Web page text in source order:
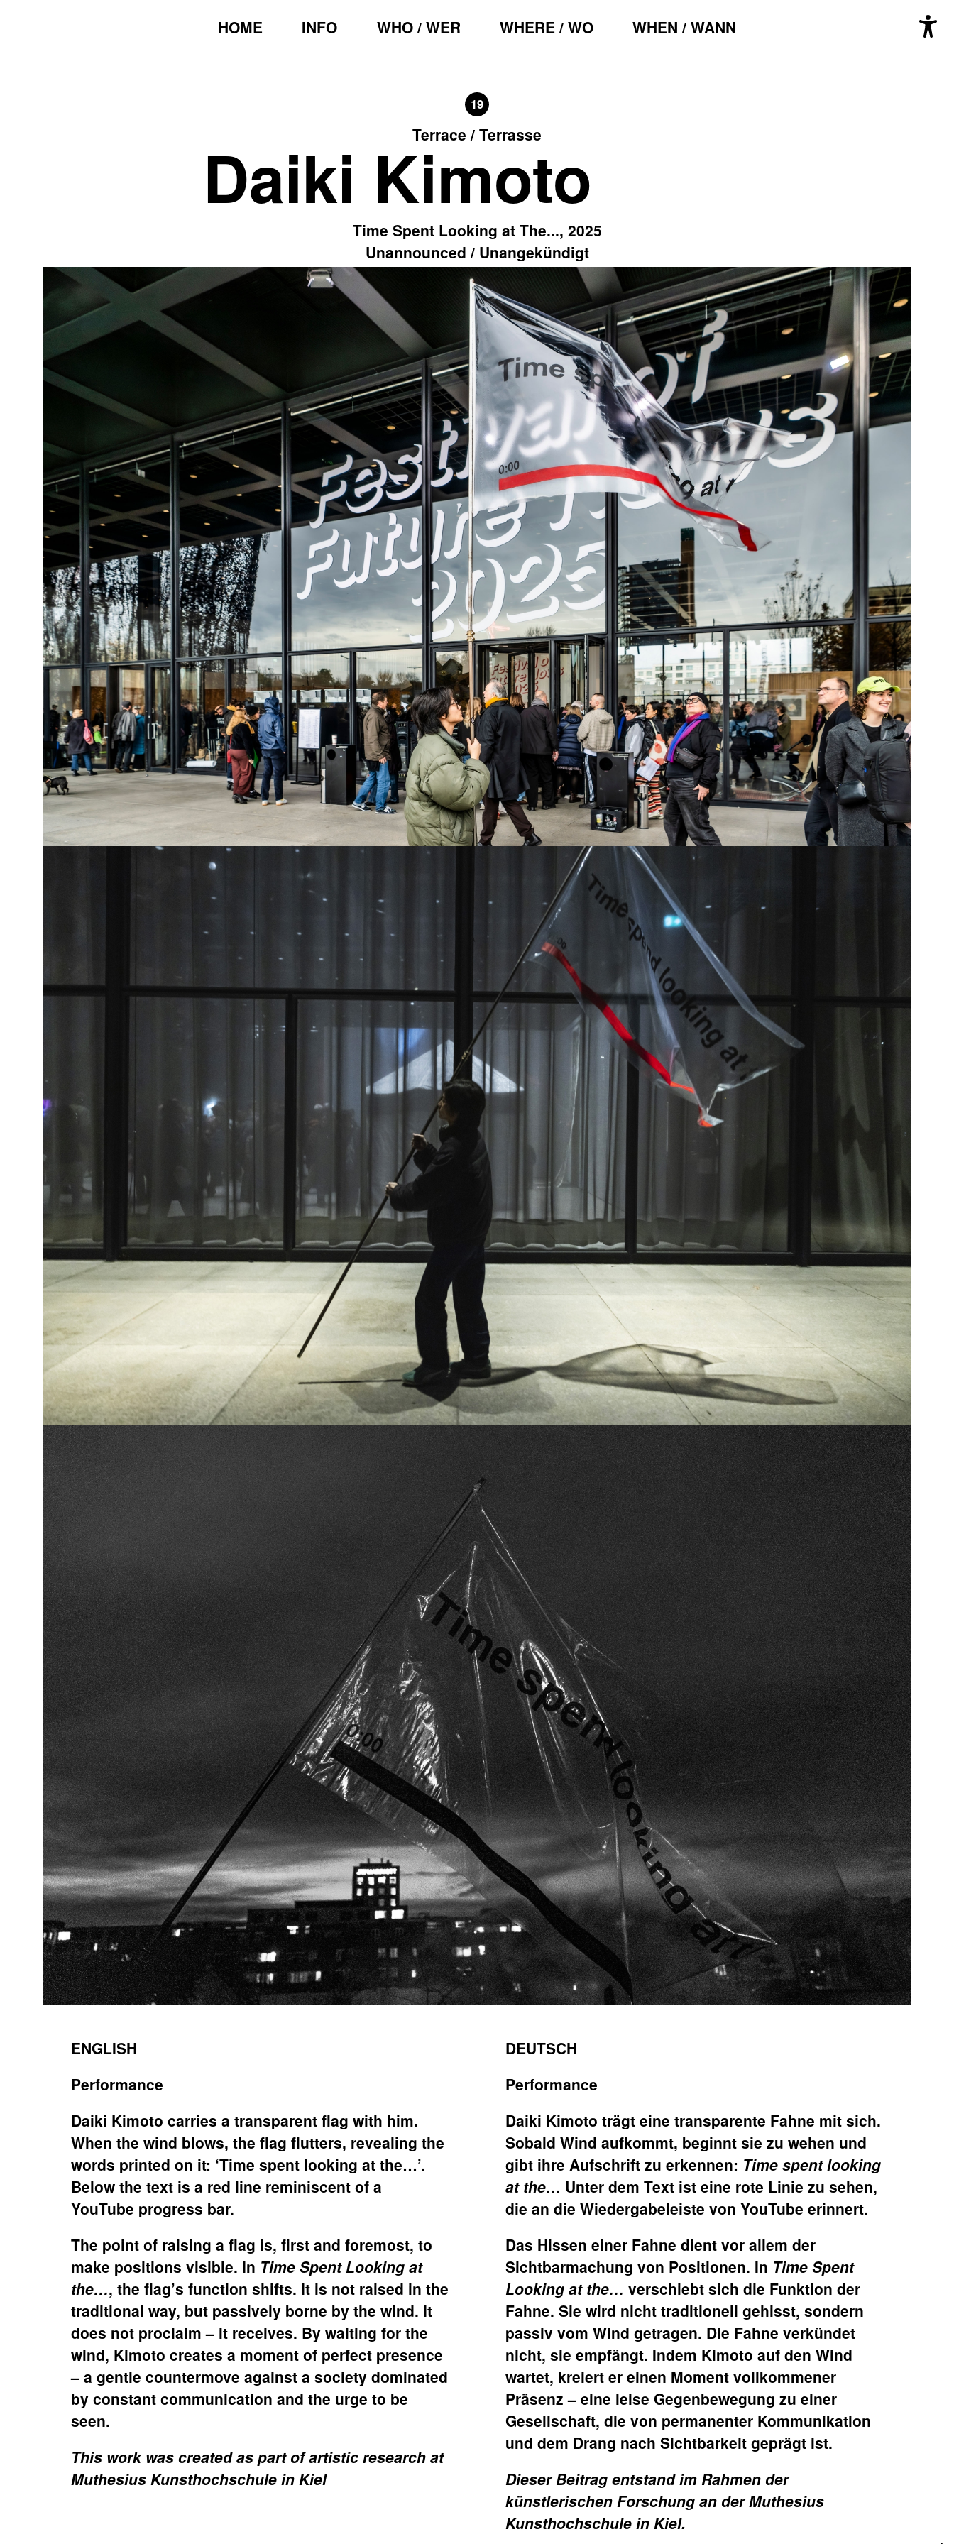
HOME INFO WHO / WER WHERE / WO WHEN / WANN
19
Terrace / Terrasse
Daiki Kimoto
Time Spent Looking at The..., 2025
Unannounced / Unangekündigt
ENGLISH
Performance
Daiki Kimoto carries a transparent flag with him.
When the wind blows, the flag flutters, revealing the
words printed on it: ‘Time spent looking at the…’.
Below the text is a red line reminiscent of a
YouTube progress bar.
The point of raising a flag is, first and foremost, to
make positions visible. In Time Spent Looking at
the…, the flag’s function shifts. It is not raised in the
traditional way, but passively borne by the wind. It
does not proclaim – it receives. By waiting for the
wind, Kimoto creates a moment of perfect presence
– a gentle countermove against a society dominated
by constant communication and the urge to be
seen.
This work was created as part of artistic research at
Muthesius Kunsthochschule in Kiel
DEUTSCH
Performance
Daiki Kimoto trägt eine transparente Fahne mit sich.
Sobald Wind aufkommt, beginnt sie zu wehen und
gibt ihre Aufschrift zu erkennen: Time spent looking
at the… Unter dem Text ist eine rote Linie zu sehen,
die an die Wiedergabeleiste von YouTube erinnert.
Das Hissen einer Fahne dient vor allem der
Sichtbarmachung von Positionen. In Time Spent
Looking at the… verschiebt sich die Funktion der
Fahne. Sie wird nicht traditionell gehisst, sondern
passiv vom Wind getragen. Die Fahne verkündet
nicht, sie empfängt. Indem Kimoto auf den Wind
wartet, kreiert er einen Moment vollkommener
Präsenz – eine leise Gegenbewegung zu einer
Gesellschaft, die von permanenter Kommunikation
und dem Drang nach Sichtbarkeit geprägt ist.
Dieser Beitrag entstand im Rahmen der
künstlerischen Forschung an der Muthesius
Kunsthochschule in Kiel.